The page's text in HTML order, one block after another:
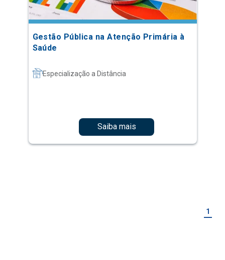
Gestão Pública na Atenção Primária à
Saúde
Especialização a Distância
Saiba mais
1